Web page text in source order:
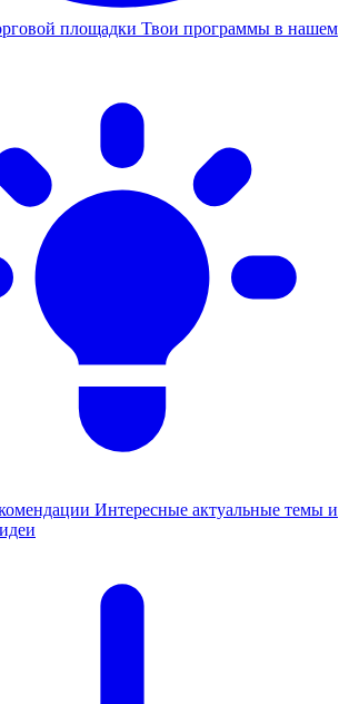
площадки Твои программы в нашем
Интересные актуальные темы и